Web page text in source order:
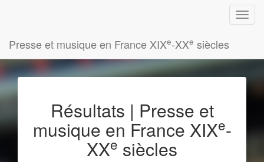
Presse et musique en France XIXe-XXe siècles
Résultats | Presse et
musique en France XIXe-
XXe siècles